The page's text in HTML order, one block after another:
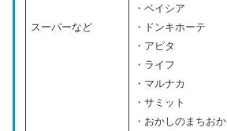
スーパーなど
・ベイシア
・ドンキホーテ
・アピタ
・ライフ
・マルナカ
・サミット
・おかしのまちおか